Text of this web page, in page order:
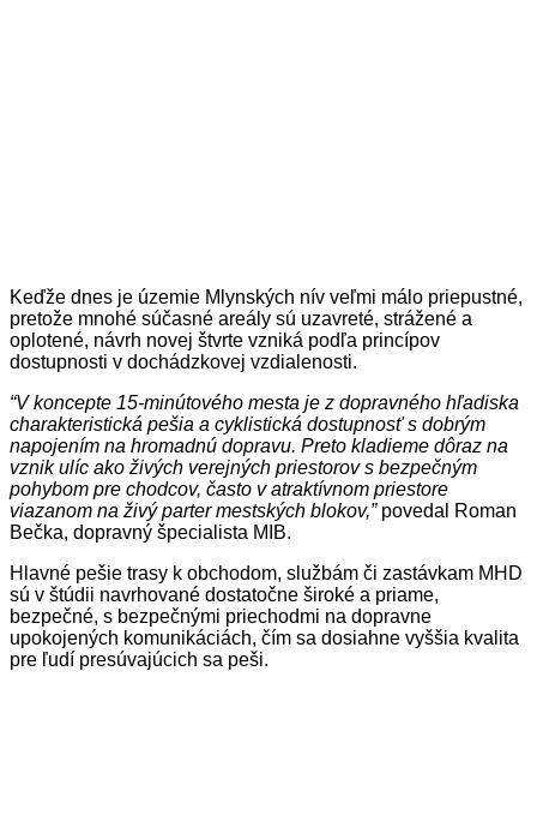
Keďže dnes je územie Mlynských nív veľmi málo priepustné,
pretože mnohé súčasné areály sú uzavreté, strážené a
oplotené, návrh novej štvrte vzniká podľa princípov
dostupnosti v dochádzkovej vzdialenosti.
“V koncepte 15-minútového mesta je z dopravného hľadiska
charakteristická pešia a cyklistická dostupnosť s dobrým
napojením na hromadnú dopravu. Preto kladieme dôraz na
vznik ulíc ako živých verejných priestorov s bezpečným
pohybom pre chodcov, často v atraktívnom priestore
viazanom na živý parter mestských blokov,”povedal Roman
Bečka, dopravný špecialista MIB.
Hlavné pešie trasy k obchodom, službám či zastávkam MHD
sú v štúdii navrhované dostatočne široké a priame,
bezpečné, s bezpečnými priechodmi na dopravne
upokojených komunikáciách, čím sa dosiahne vyššia kvalita
pre ľudí presúvajúcich sa peši.